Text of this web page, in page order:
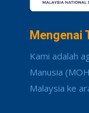
Mengenai
Kami adalah
Manusia
Malaysia ke